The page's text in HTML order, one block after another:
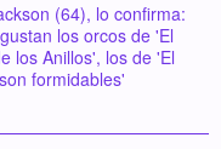
(64), lo confirma:
los orcos de 'El
los Anillos', los de 'El
formidables'